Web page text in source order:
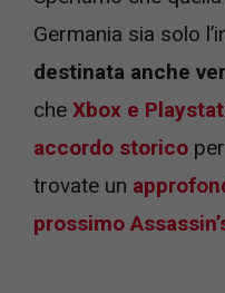
Germania sia solo
destinata anche
che Xbox e
accordo storico
trovate un
prossimo